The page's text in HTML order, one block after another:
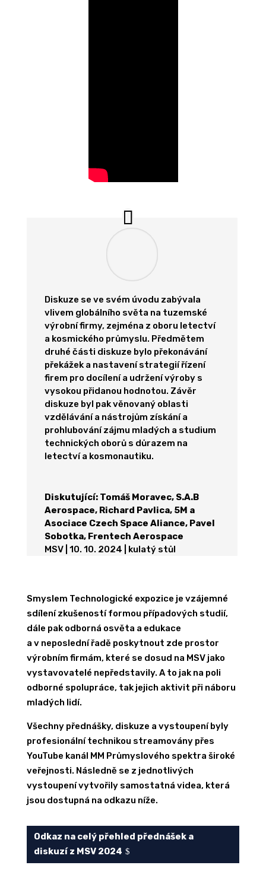
Diskuze se ve svém úvodu zabývala
vlivem globálního světa na tuzemské
výrobní firmy, zejména z oboru letectví
a kosmického průmyslu. Předmětem
druhé části diskuze bylo překonávání
překážek a nastavení strategií řízení
firem pro docílení a udržení výroby s
vysokou přidanou hodnotou. Závěr
diskuze byl pak věnovaný oblasti
vzdělávání a nástrojům získání a
prohlubování zájmu mladých a studium
technických oborů s důrazem na
letectví a kosmonautiku.
Diskutující: Tomáš Moravec, S.A.B
Aerospace, Richard Pavlica, 5M a
Asociace Czech Space Aliance, Pavel
Sobotka, Frentech Aerospace
MSV | 10. 10. 2024 | kulatý stůl
Smyslem Technologické expozice je vzájemné
sdílení zkušeností formou případových studií,
dále pak odborná osvěta a edukace
a v neposlední řadě poskytnout zde prostor
výrobním firmám, které se dosud na MSV jako
vystavovatelé nepředstavily. A to jak na poli
odborné spolupráce, tak jejich aktivit při náboru
mladých lidí.
Všechny přednášky, diskuze a vystoupení byly
profesionální technikou streamovány přes
YouTube kanál MM Průmyslového spektra široké
veřejnosti. Následně se z jednotlivých
vystoupení vytvořily samostatná videa, která
jsou dostupná na odkazu níže.
Odkaz na celý přehled přednášek a
diskuzí z MSV 2024